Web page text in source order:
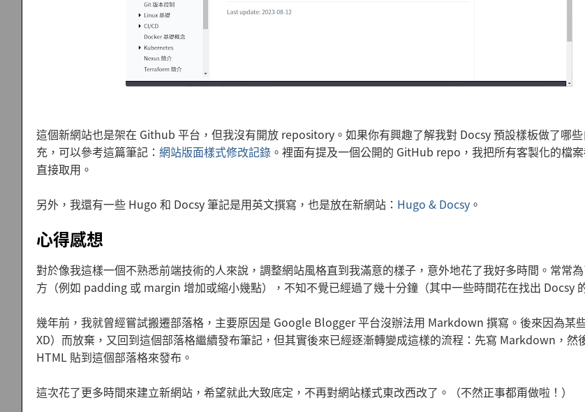
這個新網站也是架在 Github 平台，但我沒有開放 repository。如果你有興趣了解我對 Docsy 預設樣板做了哪
充，可以參考這篇筆記： 網站版面樣式修改記錄。裡面有提及一個公開的 GitHub repo，我把所有客製化的檔
直接取用。
另外，我還有一些 Hugo 和 Docsy 筆記是用英文撰寫，也是放在新網站： Hugo & Docsy。
心得感想
對於像我這樣一個不熟悉前端技術的人來說，調整網站風格直到我滿意的樣子，意外地花了我好多時間。常常
方（例如 padding 或 margin 增加或縮小幾點），不知不覺已經過了幾十分鐘（其中一些時間花在找出 Docsy
幾年前，我就曾經嘗試搬遷部落格，主要原因是 Google Blogger 平台沒辦法用 Markdown 撰寫。後來因為某
XD）而放棄，又回到這個部落格繼續發布筆記，但其實後來已經逐漸轉變成這樣的流程：先寫 Markdown，然
HTML 貼到這個部落格來發布。
這次花了更多時間來建立新網站，希望就此大致底定，不再對網站樣式東改西改了。（不然正事都甭做啦！）